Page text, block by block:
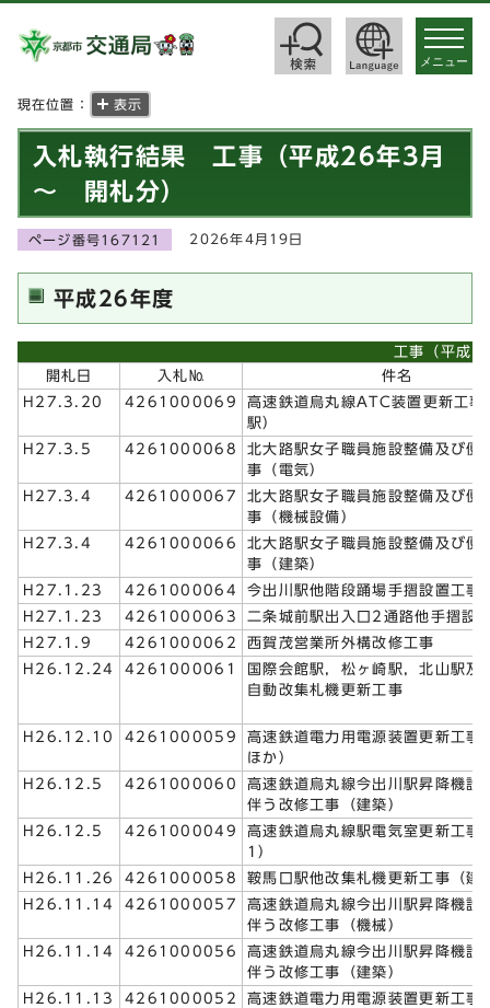
toggle
メニュー
現在位置： 表示
入札執行結果 工事（平成26年3月
～ 開札分）
ページ番号167121 2026年4月19日
平成26年度
工事（平成
開札日
入札№
件名
H27.3.20
4261000069
高速鉄道烏丸線ATC装置更新工事
駅）
H27.3.5
4261000068
北大路駅女子職員施設整備及び便
事（電気）
H27.3.4
4261000067
北大路駅女子職員施設整備及び便
事（機械設備）
H27.3.4
4261000066
北大路駅女子職員施設整備及び便
事（建築）
H27.1.23
4261000064
今出川駅他階段踊場手摺設置工事
H27.1.23
4261000063
二条城前駅出入口2通路他手摺設
H27.1.9
4261000062
西賀茂営業所外構改修工事
H26.12.24
4261000061
国際会館駅，松ヶ崎駅，北山駅及
自動改集札機更新工事
H26.12.10 4261000059
高速鉄道電力用電源装置更新工事
ほか）
H26.12.5
4261000060
高速鉄道烏丸線今出川駅昇降機設
伴う改修工事（建築）
H26.12.5
4261000049
高速鉄道烏丸線駅電気室更新工事
1）
H26.11.26
4261000058
鞍馬口駅他改集札機更新工事（建
H26.11.14
4261000057
高速鉄道烏丸線今出川駅昇降機設
伴う改修工事（機械）
H26.11.14
4261000056
高速鉄道烏丸線今出川駅昇降機設
伴う改修工事（建築）
H26.11.13
4261000052
高速鉄道電力用電源装置更新工事